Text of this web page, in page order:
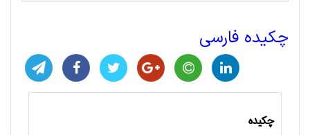
چکیده فارسی
چکیده